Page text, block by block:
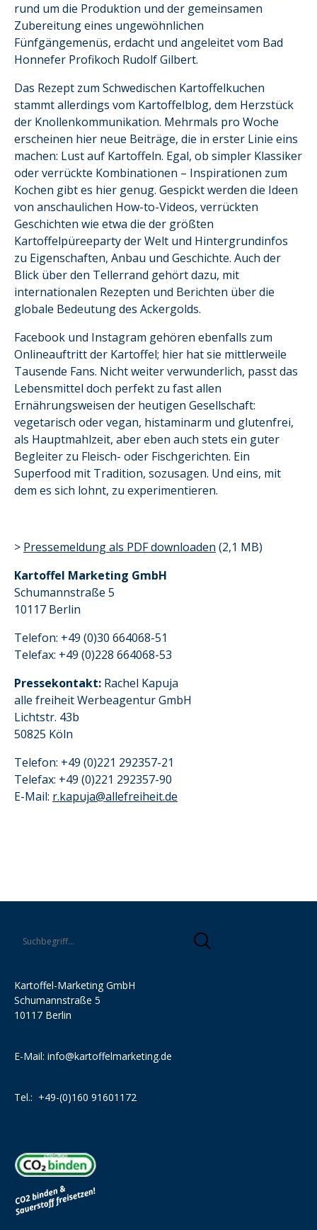
rund um die Produktion und der gemeinsamen
Zubereitung eines ungewöhnlichen
Fünfgängemenüs, erdacht und angeleitet vom Bad
Honnefer Profikoch Rudolf Gilbert.
Das Rezept zum Schwedischen Kartoffelkuchen
stammt allerdings vom Kartoffelblog, dem Herzstück
der Knollenkommunikation. Mehrmals pro Woche
erscheinen hier neue Beiträge, die in erster Linie eins
machen: Lust auf Kartoffeln. Egal, ob simpler Klassiker
oder verrückte Kombinationen – Inspirationen zum
Kochen gibt es hier genug. Gespickt werden die Ideen
von anschaulichen How-to-Videos, verrückten
Geschichten wie etwa die der größten
Kartoffelpüreeparty der Welt und Hintergrundinfos
zu Eigenschaften, Anbau und Geschichte. Auch der
Blick über den Tellerrand gehört dazu, mit
internationalen Rezepten und Berichten über die
globale Bedeutung des Ackergolds.
Facebook und Instagram gehören ebenfalls zum
Onlineauftritt der Kartoffel; hier hat sie mittlerweile
Tausende Fans. Nicht weiter verwunderlich, passt das
Lebensmittel doch perfekt zu fast allen
Ernährungsweisen der heutigen Gesellschaft:
vegetarisch oder vegan, histaminarm und glutenfrei,
als Hauptmahlzeit, aber eben auch stets ein guter
Begleiter zu Fleisch- oder Fischgerichten. Ein
Superfood mit Tradition, sozusagen. Und eins, mit
dem es sich lohnt, zu experimentieren.
> Pressemeldung als PDF downloaden (2,1 MB)
Kartoffel Marketing GmbH
Schumannstraße 5
10117 Berlin
Telefon: +49 (0)30 664068-51
Telefax: +49 (0)228 664068-53
Pressekontakt: Rachel Kapuja
alle freiheit Werbeagentur GmbH
Lichtstr. 43b
50825 Köln
Telefon: +49 (0)221 292357-21
Telefax: +49 (0)221 292357-90
E-Mail: r.kapuja@allefreiheit.de
Kartoffel-Marketing GmbH
Schumannstraße 5
10117 Berlin
E-Mail: info@kartoffelmarketing.de
Tel.: +49-(0)160 91601172